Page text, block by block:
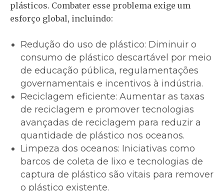
plásticos. Combater esse problema exige um
esforço global, incluindo:
Redução do uso de plástico: Diminuir o
consumo de plástico descartável por meio
de educação pública, regulamentações
governamentais e incentivos à indústria.
Reciclagem eficiente: Aumentar as taxas
de reciclagem e promover tecnologias
avançadas de reciclagem para reduzir a
quantidade de plástico nos oceanos.
Limpeza dos oceanos: Iniciativas como
barcos de coleta de lixo e tecnologias de
captura de plástico são vitais para remover
o plástico existente.